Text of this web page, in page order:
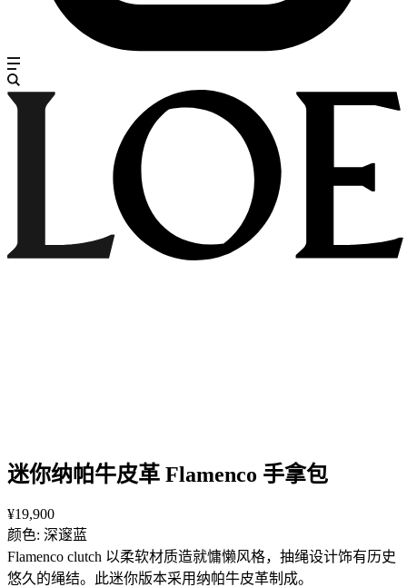
迷你纳帕牛皮革 Flamenco 手拿包
¥19,900
颜色: 深邃蓝
Flamenco clutch 以柔软材质造就慵懒风格，抽绳设计饰有历史
悠久的绳结。此迷你版本采用纳帕牛皮革制成。